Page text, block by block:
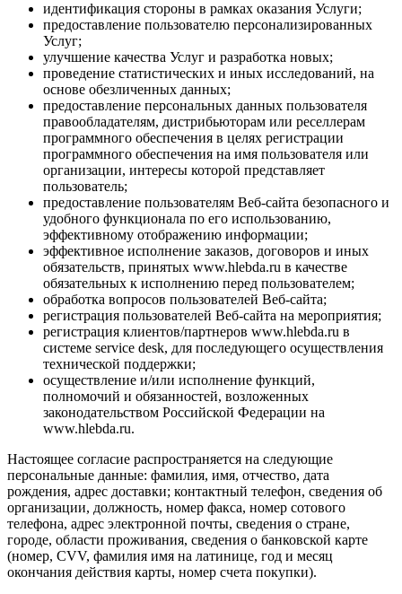
идентификация стороны в рамках оказания Услуги;
предоставление пользователю персонализированных
Услуг;
улучшение качества Услуг и разработка новых;
проведение статистических и иных исследований, на
основе обезличенных данных;
предоставление персональных данных пользователя
правообладателям, дистрибьюторам или реселлерам
программного обеспечения в целях регистрации
программного обеспечения на имя пользователя или
организации, интересы которой представляет
пользователь;
предоставление пользователям Веб-сайта безопасного и
удобного функционала по его использованию,
эффективному отображению информации;
эффективное исполнение заказов, договоров и иных
обязательств, принятых www.hlebda.ru в качестве
обязательных к исполнению перед пользователем;
обработка вопросов пользователей Веб-сайта;
регистрация пользователей Веб-сайта на мероприятия;
регистрация клиентов/партнеров www.hlebda.ru в
системе service desk, для последующего осуществления
технической поддержки;
осуществление и/или исполнение функций,
полномочий и обязанностей, возложенных
законодательством Российской Федерации на
www.hlebda.ru.
Настоящее согласие распространяется на следующие
персональные данные: фамилия, имя, отчество, дата
рождения, адрес доставки; контактный телефон, сведения об
организации, должность, номер факса, номер сотового
телефона, адрес электронной почты, сведения о стране,
городе, области проживания, сведения о банковской карте
(номер, CVV, фамилия имя на латинице, год и месяц
окончания действия карты, номер счета покупки).